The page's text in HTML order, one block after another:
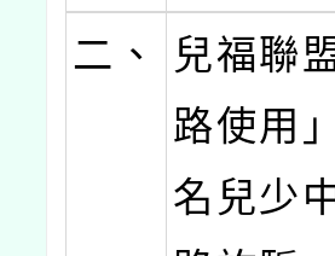
二、
兒福聯
路使用
名兒少